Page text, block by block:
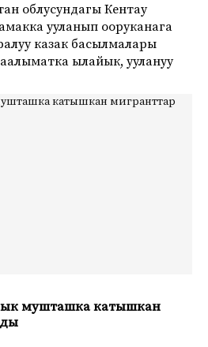
облусундагы Кентау
ууланып ооруканага
казак басылмалары
ылайык, уулануу
мушташка катышкан